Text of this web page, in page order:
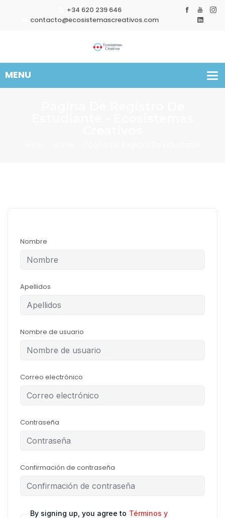
+34 620 239 646
contacto@ecosistemascreativos.com
Nombre
Apellidos
Nombre de usuario
Correo electrónico
Contraseña
Confirmación de contraseña
By signing up, you agree to Términos y